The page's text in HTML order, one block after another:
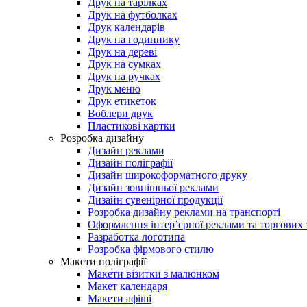
Друк на тарілках
Друк на футболках
Друк календарів
Друк на годиннику
Друк на дереві
Друк на сумках
Друк на ручках
Друк меню
Друк етикеток
Воблери друк
Пластикові картки
Розробка дизайну
Дизайн реклами
Дизайн поліграфії
Дизайн широкоформатного друку
Дизайн зовнішньої реклами
Дизайн сувенірної продукції
Розробка дизайну реклами на транспорті
Оформлення інтер’єрної реклами та торгових
Разработка логотипа
Розробка фірмового стилю
Макети поліграфії
Макети візитки з малюнком
Макет календаря
Макети афіші